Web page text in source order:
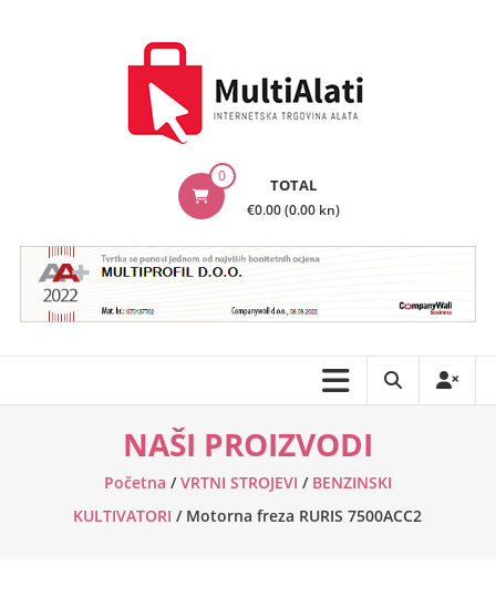
Internetska
trgovina
alata
0 TOTAL
€0.00 (0.00 kn)
NAŠI PROIZVODI
Početna /VRTNI STROJEVI / BENZINSKI
KULTIVATORI / Motorna freza RURIS 7500ACC2